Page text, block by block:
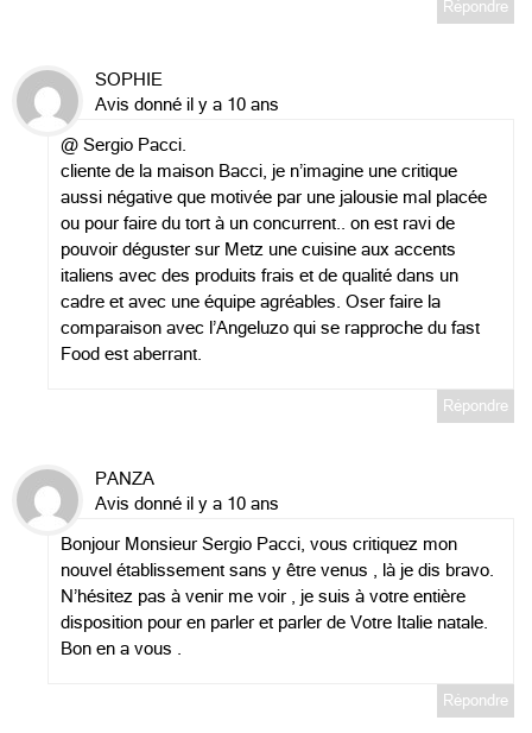
Répondre
SOPHIE
Avis donné il y a 10 ans
@ Sergio Pacci.
cliente de la maison Bacci, je n’imagine une critique
aussi négative que motivée par une jalousie mal placée
ou pour faire du tort à un concurrent.. on est ravi de
pouvoir déguster sur Metz une cuisine aux accents
italiens avec des produits frais et de qualité dans un
cadre et avec une équipe agréables. Oser faire la
comparaison avec l’Angeluzo qui se rapproche du fast
Food est aberrant.
Répondre
PANZA
Avis donné il y a 10 ans
Bonjour Monsieur Sergio Pacci, vous critiquez mon
nouvel établissement sans y être venus , là je dis bravo.
N’hésitez pas à venir me voir , je suis à votre entière
disposition pour en parler et parler de Votre Italie natale.
Bon en a vous .
Répondre